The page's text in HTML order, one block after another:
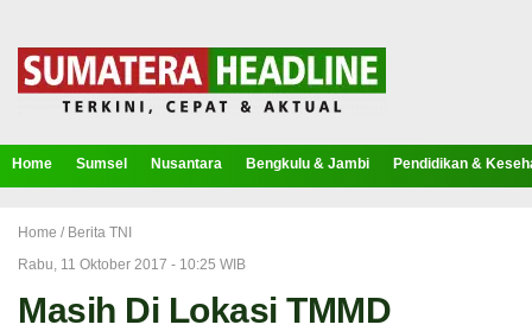
Home Sumsel Nusantara Bengkulu & Jambi Pendidikan &
Home / Berita TNI
Rabu, 11 Oktober 2017 - 10:25 WIB
Masih Di Lokasi TMMD